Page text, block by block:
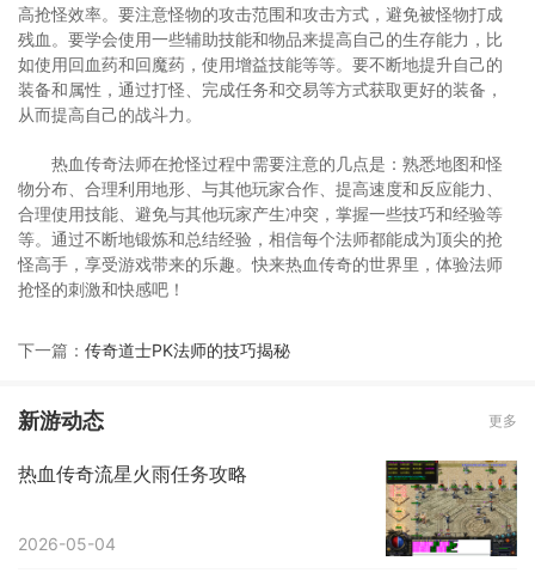
高抢怪效率。要注意怪物的攻击范围和攻击方式，避免被怪物打成
残血。要学会使用一些辅助技能和物品来提高自己的生存能力，比
如使用回血药和回魔药，使用增益技能等等。要不断地提升自己的
装备和属性，通过打怪、完成任务和交易等方式获取更好的装备，
从而提高自己的战斗力。
热血传奇法师在抢怪过程中需要注意的几点是：熟悉地图和怪
物分布、合理利用地形、与其他玩家合作、提高速度和反应能力、
合理使用技能、避免与其他玩家产生冲突，掌握一些技巧和经验等
等。通过不断地锻炼和总结经验，相信每个法师都能成为顶尖的抢
怪高手，享受游戏带来的乐趣。快来热血传奇的世界里，体验法师
抢怪的刺激和快感吧！
下一篇： 传奇道士PK法师的技巧揭秘
新游动态 更多
热血传奇流星火雨任务攻略
2026-05-04